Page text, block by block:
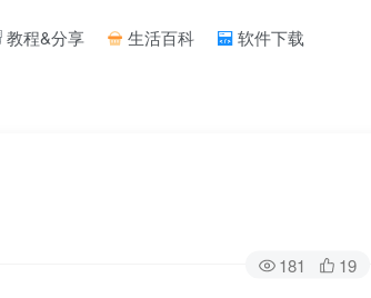
教程&分享 生活百科 软件下载
181 19